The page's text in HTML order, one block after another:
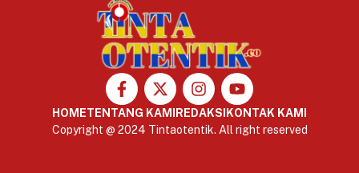
HOMETENTANG KAMI REDAKSI KONTAK KAMI
Copyright @ 2024 Tintaotentik. All right reserved